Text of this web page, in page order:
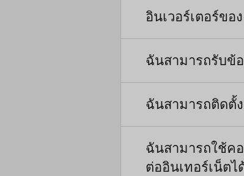
เครื่องบันทึกข้อมูล
ฟังก์ชันการจัดกา
เกี่ยวข้อง ที่นั่นคุณ
เส้นโค้งพลังงานป
ของคลื่นวิทยุ) หรื
เรียลไทม์และควบ
สำหรับรายละเอีย
สนับสนุนทางเทค
Wifi Stick: ติดตั้ง
หนึ่งสติ๊กสามารถเ
AiCom: ติดตั้งภา
เวอร์เตอร์ผ่าน
สามารถเชื่อมต่อกั
ค้นหาข้อมูลเพิ่มเ
อินเวอร์เตอร์ข
ใช่ อินเวอร์เตอร์
meteocontrol แล
เสนอโปรโตคอล
กำหนดเองของพว
ฉันสามารถรับข้
Solplanet Cloud
ความเร็วลม หาก
อากาศอิสระหรือ
Solar-log/
ฉันสามารถติดตั้
ได้ แต่ต้องติดตั้งใ
ฉันสามารถใช้ค
ต่ออินเทอร์เน็ตไ